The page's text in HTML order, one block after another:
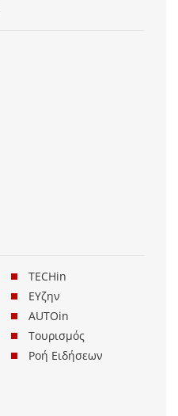
TECHin
ΕΥζην
AUTOin
Τουρισμός
Ροή Ειδήσεων